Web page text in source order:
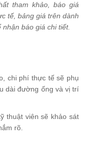
tham khảo, báo giá
tế, bảng giá trên dành
báo giá chi tiết.
chi phí thực tế sẽ phụ
dài đường ống và vị trí
thuật viên sẽ khảo sát
rõ.